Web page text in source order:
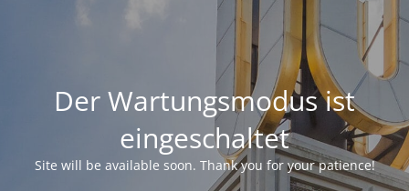
Der Wartungsmodus ist
eingeschaltet
Site will be available soon. Thank you for your patience!